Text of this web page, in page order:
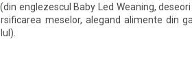
(din englezescul Baby Led Weaning,
meselor, alegand alimente din